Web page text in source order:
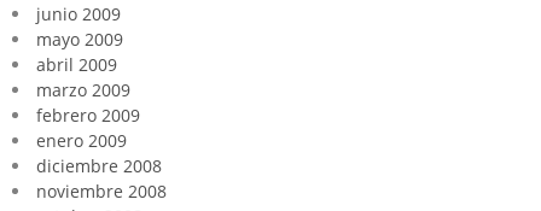
junio 2009
mayo 2009
abril 2009
marzo 2009
febrero 2009
enero 2009
diciembre 2008
noviembre 2008